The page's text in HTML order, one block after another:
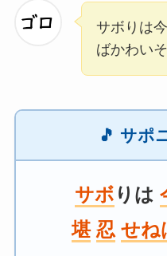
サボりは
ばかわい
🎵 サポ
サボ りは
堪 忍 せね